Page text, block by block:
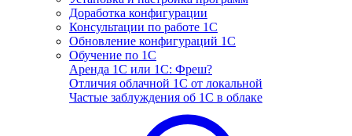
Доработка конфигурации
Консультации по работе 1С
Обновление конфигураций 1С
Обучение по 1С
Аренда 1С или 1С: Фреш?
Отличия облачной 1С от локальной
Частые заблуждения об 1С в облаке